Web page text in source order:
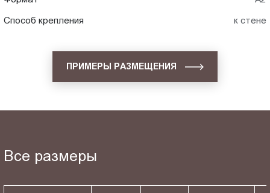
Способ крепления к стене
ПРИМЕРЫ РАЗМЕЩЕНИЯ
Все размеры